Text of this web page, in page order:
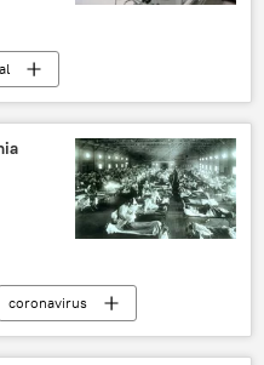
noticias
coronavirus